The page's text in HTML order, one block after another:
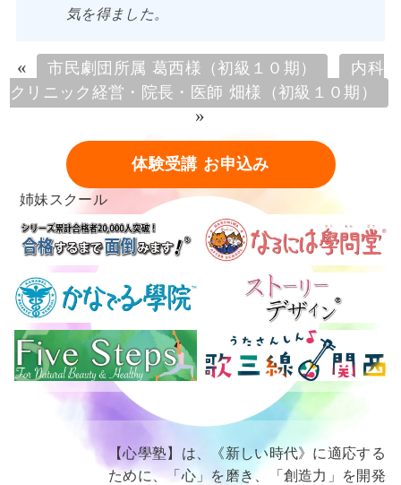
気を得ました。
« 市民劇団所属 葛西様（初級１０期）
内科
クリニック経営・院長・医師 畑様（初級１０期）
»
体験受講 お申込み
姉妹スクール
【心學塾】は、《新しい時代》に適応する
ために、「心」を磨き、「創造力」を開発